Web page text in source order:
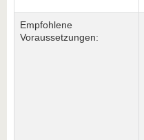
Empfohlene
Voraussetzungen: